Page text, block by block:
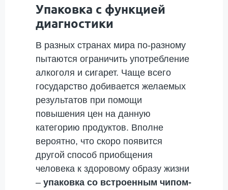
Упаковка с функцией
диагностики
В разных странах мира по-разному
пытаются ограничить употребление
алкоголя и сигарет. Чаще всего
государство добивается желаемых
результатов при помощи
повышения цен на данную
категорию продуктов. Вполне
вероятно, что скоро появится
другой способ приобщения
человека к здоровому образу жизни
– упаковка со встроенным чипом-